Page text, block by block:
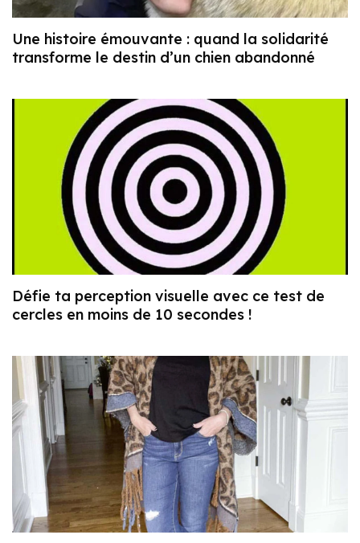
Une histoire émouvante : quand la solidarité
transforme le destin d’un chien abandonné
Défie ta perception visuelle avec ce test de
cercles en moins de 10 secondes !